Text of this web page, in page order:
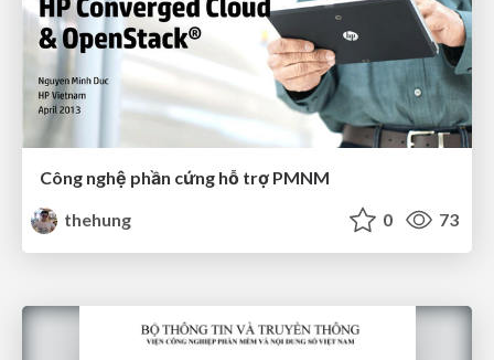
Công nghệ phần cứng hỗ trợ PMNM
thehung
0 73